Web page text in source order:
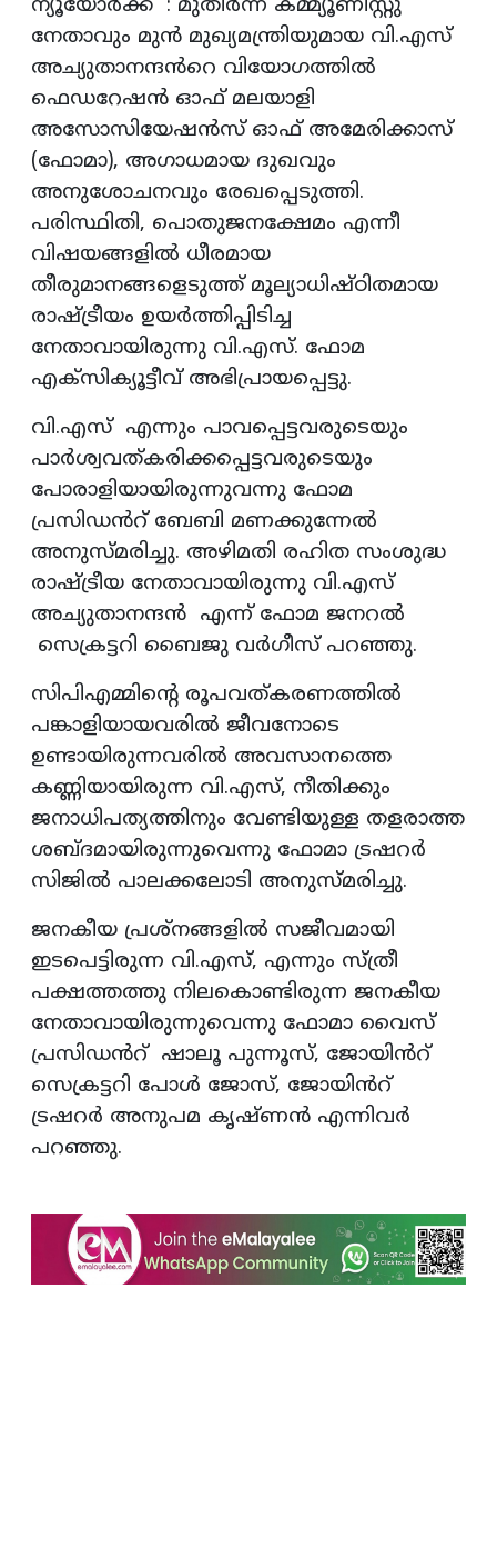
ന്യൂയോർക്ക് : മുതിർന്ന കമ്മ്യൂണിസ്റ്റു
നേതാവും മുൻ മുഖ്യമന്ത്രിയുമായ വി.എസ്
അച്യുതാനന്ദൻറെ വിയോഗത്തിൽ
ഫെഡറേഷൻ ഓഫ് മലയാളി
അസോസിയേഷൻസ് ഓഫ് അമേരിക്കാസ്
(ഫോമാ), അഗാധമായ ദുഖവും
അനുശോചനവും രേഖപ്പെടുത്തി.
പരിസ്ഥിതി, പൊതുജനക്ഷേമം എന്നീ
വിഷയങ്ങളില്‍ ധീരമായ
തീരുമാനങ്ങളെടുത്ത് മൂല്യാധിഷ്ഠിതമായ
രാഷ്ട്രീയം ഉയര്‍ത്തിപ്പിടിച്ച
നേതാവായിരുന്നു വി.എസ്. ഫോമ
എക്സിക്യൂട്ടീവ് അഭിപ്രായപ്പെട്ടു.
വി.എസ് എന്നും പാവപ്പെട്ടവരുടെയും
പാര്‍ശ്വവത്കരിക്കപ്പെട്ടവരുടെയും
പോരാളിയായിരുന്നുവന്നു ഫോമ
പ്രസിഡൻറ് ബേബി മണക്കുന്നേൽ
അനുസ്മരിച്ചു. അഴിമതി രഹിത സംശുദ്ധ
രാഷ്ട്രീയ നേതാവായിരുന്നു വി.എസ്
അച്യുതാനന്ദൻ എന്ന് ഫോമ ജനറൽ
സെക്രട്ടറി ബൈജു വർഗീസ് പറഞ്ഞു.
സിപിഎമ്മിന്റെ രൂപവത്കരണത്തില്‍
പങ്കാളിയായവരില്‍ ജീവനോടെ
ഉണ്ടായിരുന്നവരില്‍ അവസാനത്തെ
കണ്ണിയായിരുന്ന വി.എസ്, നീതിക്കും
ജനാധിപത്യത്തിനും വേണ്ടിയുള്ള തളരാത്ത
ശബ്ദമായിരുന്നുവെന്നു ഫോമാ ട്രഷറർ
സിജിൽ പാലക്കലോടി അനുസ്മരിച്ചു.
ജനകീയ പ്രശ്നങ്ങളിൽ സജീവമായി
ഇടപെട്ടിരുന്ന വി.എസ്, എന്നും സ്ത്രീ
പക്ഷത്തത്തു നിലകൊണ്ടിരുന്ന ജനകീയ
നേതാവായിരുന്നുവെന്നു ഫോമാ വൈസ്
പ്രസിഡൻറ് ഷാലൂ പുന്നൂസ്, ജോയിൻറ്
സെക്രട്ടറി പോൾ ജോസ്, ജോയിൻറ്
ട്രഷറർ അനുപമ കൃഷ്ണൻ എന്നിവർ
പറഞ്ഞു.